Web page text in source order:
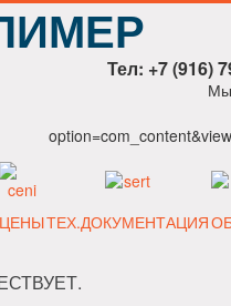
Тел: +7 (916)
Мы
ЦЕНЫТЕХ.ДОКУМЕНТАЦИЯ